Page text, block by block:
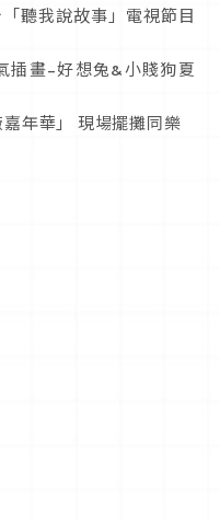
聽我說故事」電視節目
插畫-好想兔&小賤狗夏
年華」 現場擺攤同樂